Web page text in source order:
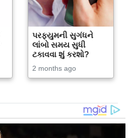
પરફ્યુમની સુગંધને
લાંબો સમય સુધી
ટકાવવા શું કરશો?
2 months ago